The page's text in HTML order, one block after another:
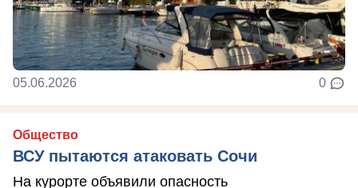
05.06.2026 0
Общество
ВСУ пытаются атаковать Сочи
На курорте объявили опасность